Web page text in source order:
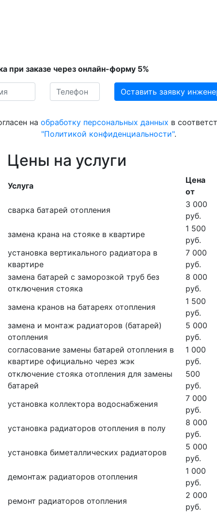
при заказе через онлайн-форму 5%
на обработку персональных данных в
"Политикой конфиденциальности".
Цены на услуги
Услуга
Цена
от
сварка батарей отопления
3 000
руб.
замена крана на стояке в квартире
1 500
руб.
установка вертикального радиатора в
квартире
7 000
руб.
замена батарей с заморозкой труб без
отключения стояка
8 000
руб.
замена кранов на батареях отопления
1 500
руб.
замена и монтаж радиаторов (батарей)
отопления
5 000
руб.
согласование замены батарей отопления в
квартире официально через жэк
1 000
руб.
отключение стояка отопления для замены
батарей
500
руб.
установка коллектора водоснабжения
7 000
руб.
установка радиаторов отопления в полу
8 000
руб.
установка биметаллических радиаторов
5 000
руб.
демонтаж радиаторов отопления
1 000
руб.
ремонт радиаторов отопления
2 000
руб.